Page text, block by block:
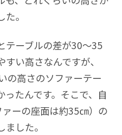
。
テーブルの差が30～35
い高さなんですが、
の高さのソファーテー
ったんです。そこで、自
ーの座面は約35㎝）の
した。